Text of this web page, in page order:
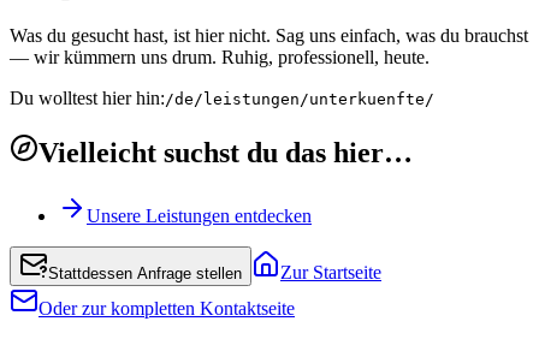
Was du gesucht hast, ist hier nicht. Sag uns einfach, was du brauchst
— wir kümmern uns drum. Ruhig, professionell, heute.
Du wolltest hier hin: /de/leistungen/unterkuenfte/
Vielleicht suchst du das hier…
Unsere Leistungen entdecken
Stattdessen Anfrage stellen
Zur Startseite
Oder zur kompletten Kontaktseite